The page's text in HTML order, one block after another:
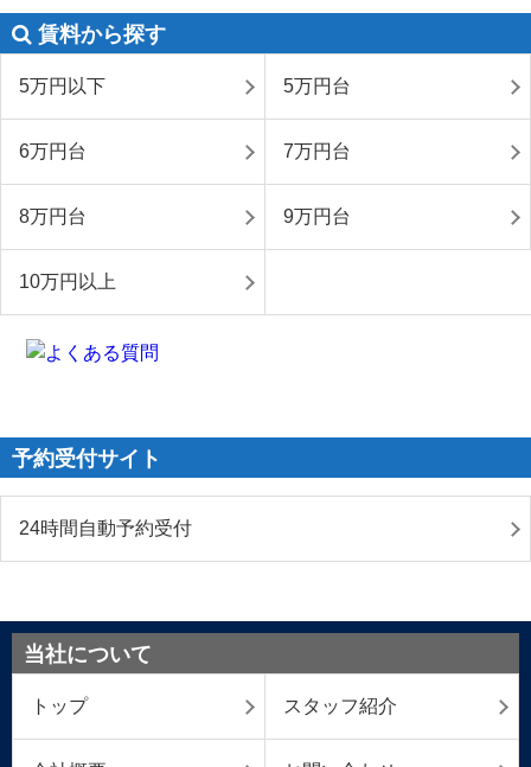
賃料から探す
5万円以下 5万円台
6万円台 7万円台
8万円台 9万円台
10万円以上
予約受付サイト
24時間自動予約受付
当社について
トップ スタッフ紹介